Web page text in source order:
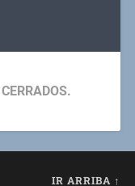
IR ARRIBA ↑